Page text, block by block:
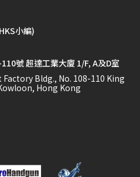
小編)
號 超達工業大廈 1/F, A及D室
Factory Bldg., No. 108-110 King
Hong Kong